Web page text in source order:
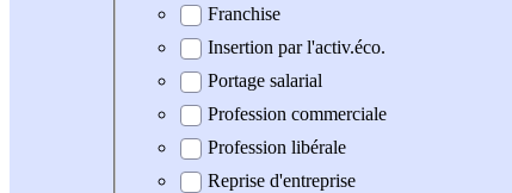
Franchise
Insertion par l'activ.éco.
Portage salarial
Profession commerciale
Profession libérale
Reprise d'entreprise